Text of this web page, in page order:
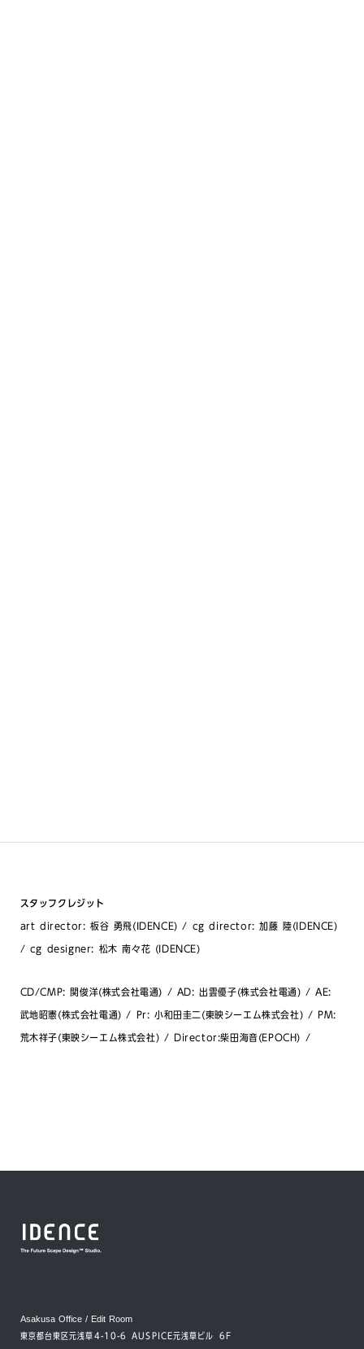
スタッフクレジット
art director: 板谷 勇飛(IDENCE) / cg director: 加藤 陸(IDENCE)
/ cg designer: 松木 南々花 (IDENCE)
CD/CMP: 関俊洋(株式会社電通) / AD: 出雲優子(株式会社電通) / AE:
武地昭憲(株式会社電通) / Pr: 小和田圭二(東映シーエム株式会社) / PM:
荒木祥子(東映シーエム株式会社) / Director:柴田海音(EPOCH) /
Asakusa Office / Edit Room
東京都台東区元浅草4-10-6 AUSPICE元浅草ビル 6F